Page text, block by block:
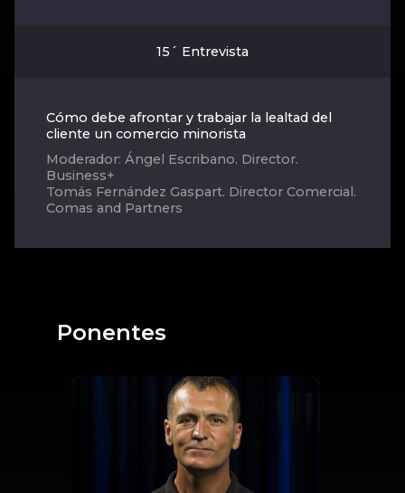
15´ Entrevista
Cómo debe afrontar y trabajar la lealtad del
cliente un comercio minorista
Moderador: Ángel Escribano. Director.
Business+
Tomás Fernández Gaspart. Director Comercial.
Comas and Partners
Ponentes